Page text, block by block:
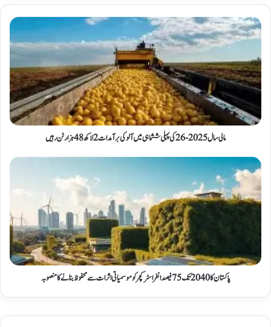
مالی سال 2025-26 کی پہلی ششماہی میں آلو کی برآمدات 2 لاکھ 48 ہزار ٹن رہیں
پاکستان کا 2040 تک 75 فیصد انفراسٹرکچر کو موسمیاتی اثرات سے محفوظ بنانے کا منصوبہ